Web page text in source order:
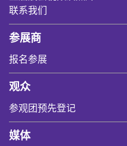
联系我们
参展商
报名参展
观众
参观团预先登记
媒体